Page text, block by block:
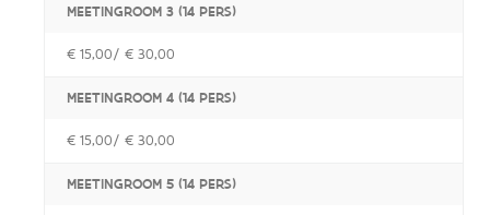
MEETINGROOM 3 (14 PERS)
€ 15,00/ € 30,00
MEETINGROOM 4 (14 PERS)
€ 15,00/ € 30,00
MEETINGROOM 5 (14 PERS)